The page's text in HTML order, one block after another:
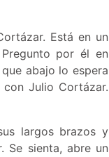
Está en un
por él en
abajo lo espera
Julio Cortázar.
largos brazos y
Se sienta, abre un